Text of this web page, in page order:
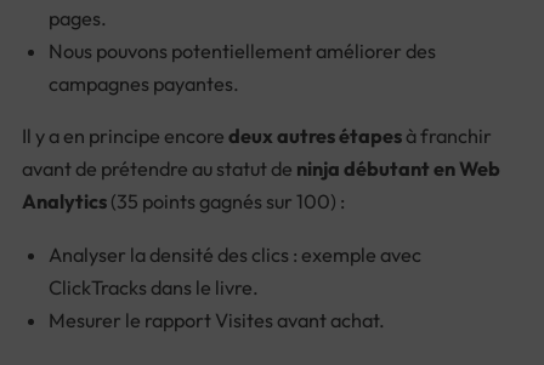
pages.
Nous pouvons potentiellement améliorer des
campagnes payantes.
Il y a en principe encore deux autres étapes à franchir
avant de prétendre au statut de ninja débutant en Web
Analytics (35 points gagnés sur 100) :
Analyser la densité des clics : exemple avec
ClickTracks dans le livre.
Mesurer le rapport Visites avant achat.